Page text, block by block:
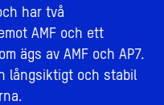
har två
AMF och ett
ägs av AMF och AP7.
långsiktigt och stabil